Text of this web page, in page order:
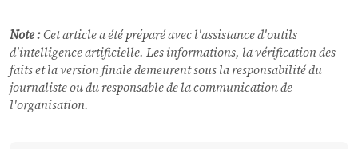
Note :Cet article a été préparé avec l'assistance d'outils
d'intelligence artificielle. Les informations, la vérification des
faits et la version finale demeurent sous la responsabilité du
journaliste ou du responsable de la communication de
l'organisation.